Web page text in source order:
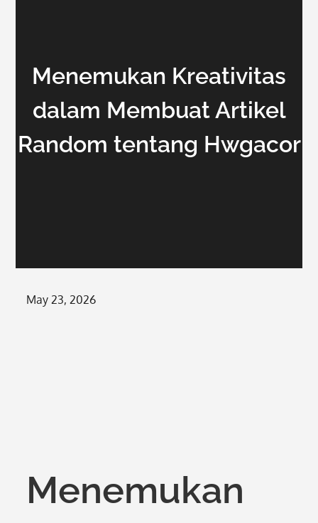
Menemukan Kreativitas
dalam Membuat Artikel
Random tentang Hwgacor
Posted
May 23, 2026
Menemukan